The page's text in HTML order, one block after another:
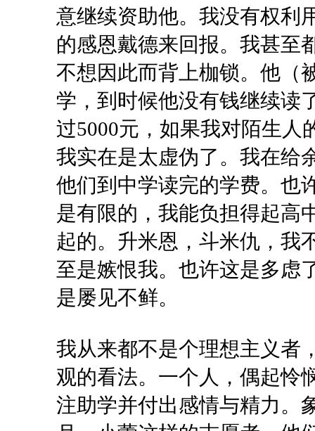
意继续资助他。我没有权利
的感恩戴德来回报。我甚至
不想因此而背上枷锁。他（
学，到时候他没有钱继续读
过5000元，如果我对陌生人
我实在是太虚伪了。我在给
他们到中学读完的学费。也
是有限的，我能负担得起高
起的。升米恩，斗米仇，我
至是嫉恨我。也许这是多虑
是屡见不鲜。
我从来都不是个理想主义者
观的看法。一个人，偶起怜
注助学并付出感情与精力。